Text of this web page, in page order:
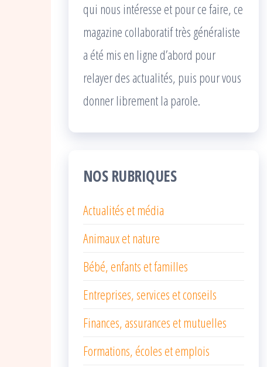
qui nous intéresse et pour ce faire, ce
magazine collaboratif très généraliste
a été mis en ligne d’abord pour
relayer des actualités, puis pour vous
donner librement la parole.
NOS RUBRIQUES
Actualités et média
Animaux et nature
Bébé, enfants et familles
Entreprises, services et conseils
Finances, assurances et mutuelles
Formations, écoles et emplois